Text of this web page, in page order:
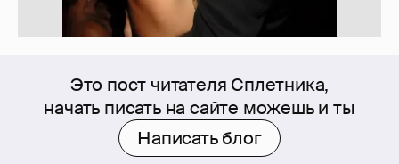
Это пост читателя Сплетника,
начать писать на сайте можешь и ты
Написать блог